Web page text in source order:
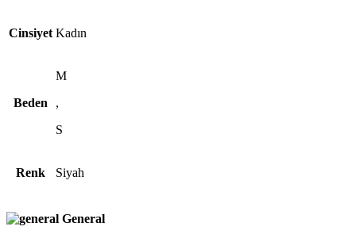
Cinsiyet Kadın
Beden
M
,
S
Renk Siyah
General